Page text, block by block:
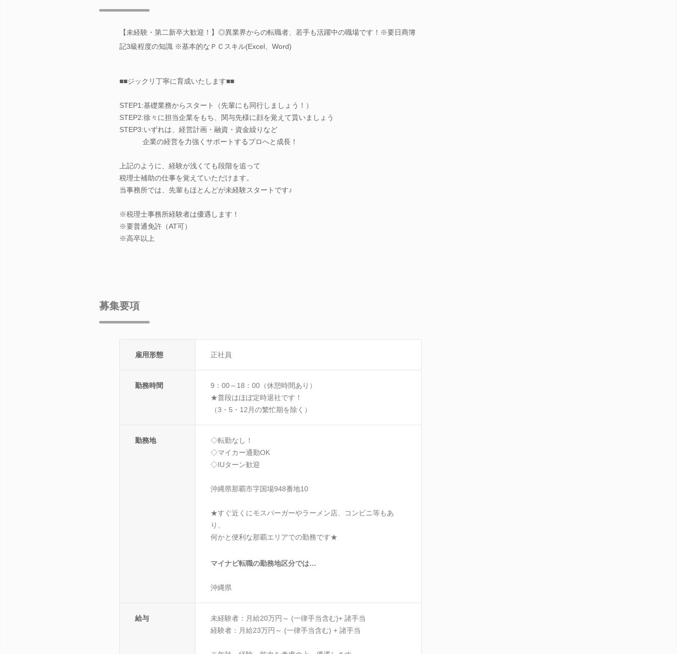
【未経験・第二新卒大歓迎！】◎異業界からの転職者、若手も活躍中の職場です！※要日商簿
記3級程度の知識 ※基本的なＰＣスキル(Excel、Word)
■■ジックリ丁寧に育成いたします■■
STEP1:基礎業務からスタート（先輩にも同行しましょう！）
STEP2:徐々に担当企業をもち、関与先様に顔を覚えて貰いましょう
STEP3:いずれは、経営計画・融資・資金繰りなど
企業の経営を力強くサポートするプロへと成長！
上記のように、経験が浅くても段階を追って
税理士補助の仕事を覚えていただけます。
当事務所では、先輩もほとんどが未経験スタートです♪
※税理士事務所経験者は優遇します！
※要普通免許（AT可）
※高卒以上
募集要項
雇用形態 正社員
勤務時間
9：00～18：00（休憩時間あり）
★普段はほぼ定時退社です！
（3・5・12月の繁忙期を除く）
勤務地
◇転勤なし！
◇マイカー通勤OK
◇IUターン歓迎
沖縄県那覇市字国場948番地10
★すぐ近くにモスバーガーやラーメン店、コンビニ等もあ
り、
何かと便利な那覇エリアでの勤務です★
マイナビ転職の勤務地区分では…
沖縄県
給与
未経験者：月給20万円～ (一律手当含む)+ 諸手当
経験者：月給23万円～ (一律手当含む) + 諸手当